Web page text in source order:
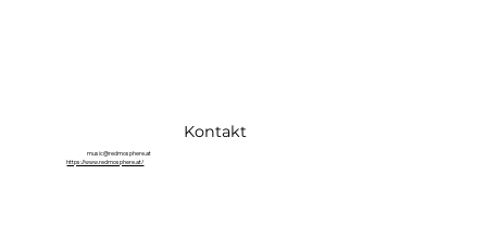
Kontakt
music@redmosphere.at
https://www.redmosphere.at/